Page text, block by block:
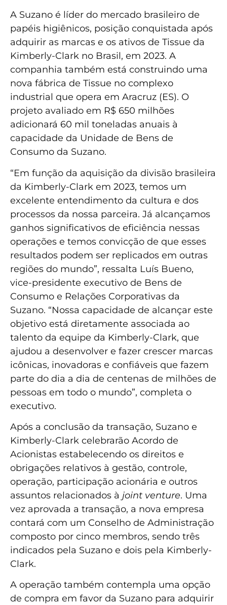
A Suzano é líder do mercado brasileiro de
papéis higiênicos, posição conquistada após
adquirir as marcas e os ativos de Tissue da
Kimberly-Clark no Brasil, em 2023. A
companhia também está construindo uma
nova fábrica de Tissue no complexo
industrial que opera em Aracruz (ES). O
projeto avaliado em R$ 650 milhões
adicionará 60 mil toneladas anuais à
capacidade da Unidade de Bens de
Consumo da Suzano.
“Em função da aquisição da divisão brasileira
da Kimberly-Clark em 2023, temos um
excelente entendimento da cultura e dos
processos da nossa parceira. Já alcançamos
ganhos significativos de eficiência nessas
operações e temos convicção de que esses
resultados podem ser replicados em outras
regiões do mundo”, ressalta Luís Bueno,
vice-presidente executivo de Bens de
Consumo e Relações Corporativas da
Suzano. “Nossa capacidade de alcançar este
objetivo está diretamente associada ao
talento da equipe da Kimberly-Clark, que
ajudou a desenvolver e fazer crescer marcas
icônicas, inovadoras e confiáveis que fazem
parte do dia a dia de centenas de milhões de
pessoas em todo o mundo”, completa o
executivo.
Após a conclusão da transação, Suzano e
Kimberly-Clark celebrarão Acordo de
Acionistas estabelecendo os direitos e
obrigações relativos à gestão, controle,
operação, participação acionária e outros
assuntos relacionados à joint venture. Uma
vez aprovada a transação, a nova empresa
contará com um Conselho de Administração
composto por cinco membros, sendo três
indicados pela Suzano e dois pela Kimberly-
Clark.
A operação também contempla uma opção
de compra em favor da Suzano para adquirir